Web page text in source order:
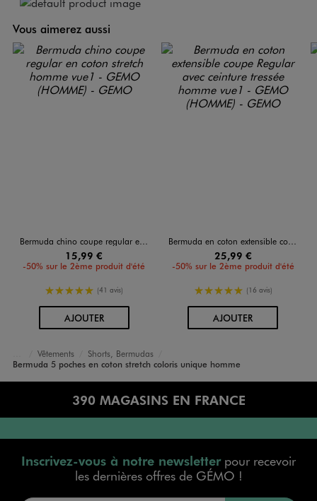
Vous aimerez aussi
Bermuda chino coupe regular en coton stretch homme
15,99 €
-50% sur le 2ème produit d'été
5/5 de moyenne
(41 avis)
AJOUTERAU PANIER
Bermuda en coton extensible coupe Regular avec ceinture tressée homme
25,99 €
-50% sur le 2ème produit d'été
5/5 de moyenne
(16 avis)
AJOUTERAU PANIER
Accueil
Homme
Vêtements
Shorts, Bermudas
Bermuda 5 poches en coton stretch coloris unique homme
390 MAGASINS EN FRANCE
Inscrivez-vous à notre newsletterpour recevoir
les dernières offres de GÉMO !